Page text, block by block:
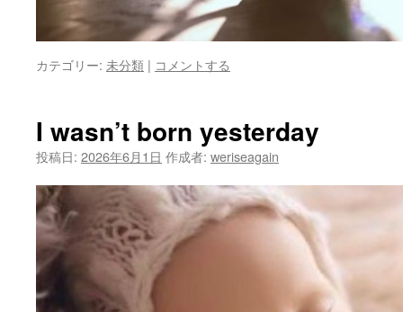
カテゴリー: 未分類 | コメントする
I wasn’t born yesterday
投稿日: 2026年6月1日 作成者: weriseagain